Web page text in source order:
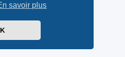
savoir plus